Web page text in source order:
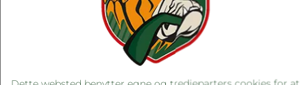
RELATEREDE PRODUKTER